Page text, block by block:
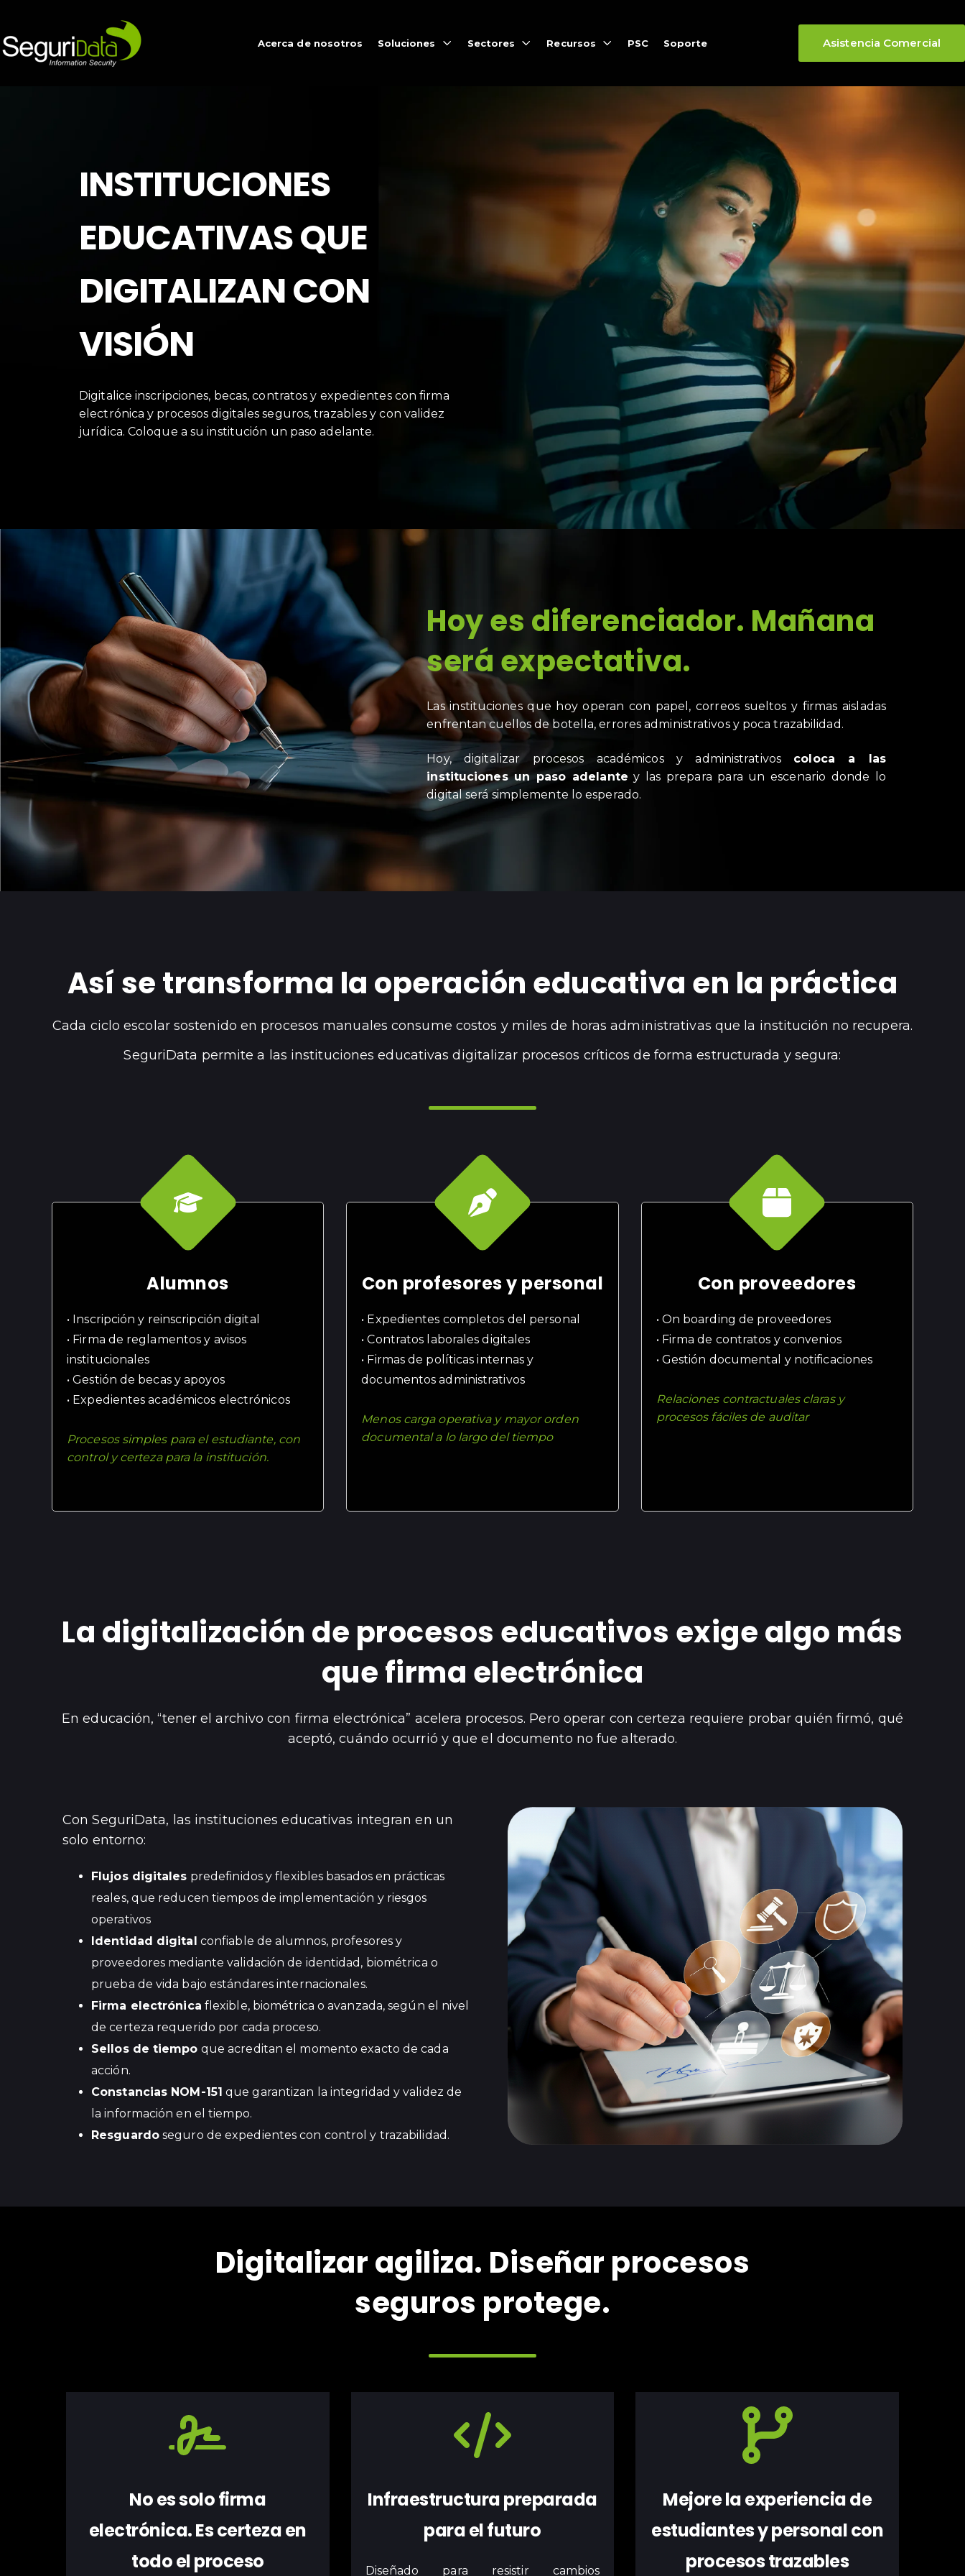
Acerca de nosotros Soluciones Sectores Recursos PSC Soporte Asistencia Comercial
INSTITUCIONES
EDUCATIVAS QUE
DIGITALIZAN CON
VISIÓN
Digitalice inscripciones, becas, contratos y expedientes con firma
electrónica y procesos digitales seguros, trazables y con validez
jurídica. Coloque a su institución un paso adelante.
Hoy es diferenciador. Mañana
será expectativa.
Las instituciones que hoy operan con papel, correos sueltos y firmas aisladas
enfrentan cuellos de botella, errores administrativos y poca trazabilidad.
Hoy, digitalizar procesos académicos y administrativos coloca a las
instituciones un paso adelante y las prepara para un escenario donde lo
digital será simplemente lo esperado.
Así se transforma la operación educativa en la práctica
Cada ciclo escolar sostenido en procesos manuales consume costos y miles de horas administrativas que la institución no recupera.
SeguriData permite a las instituciones educativas digitalizar procesos críticos de forma estructurada y segura:
Alumnos
• Inscripción y reinscripción digital
• Firma de reglamentos y avisos
institucionales
• Gestión de becas y apoyos
• Expedientes académicos electrónicos
Procesos simples para el estudiante, con
control y certeza para la institución.
Con profesores y personal
• Expedientes completos del personal
• Contratos laborales digitales
• Firmas de políticas internas y
documentos administrativos
Menos carga operativa y mayor orden
documental a lo largo del tiempo
Con proveedores
• On boarding de proveedores
• Firma de contratos y convenios
• Gestión documental y notificaciones
Relaciones contractuales claras y
procesos fáciles de auditar
La digitalización de procesos educativos exige algo más
que firma electrónica
En educación, “tener el archivo con firma electrónica” acelera procesos. Pero operar con certeza requiere probar quién firmó, qué
aceptó, cuándo ocurrió y que el documento no fue alterado.
Con SeguriData, las instituciones educativas integran en un
solo entorno:
Flujos digitales predefinidos y flexibles basados en prácticas
reales, que reducen tiempos de implementación y riesgos
operativos
Identidad digital confiable de alumnos, profesores y
proveedores mediante validación de identidad, biométrica o
prueba de vida bajo estándares internacionales.
Firma electrónica flexible, biométrica o avanzada, según el nivel
de certeza requerido por cada proceso.
Sellos de tiempo que acreditan el momento exacto de cada
acción.
Constancias NOM-151 que garantizan la integridad y validez de
la información en el tiempo.
Resguardoseguro de expedientes con control y trazabilidad.
Digitalizar agiliza. Diseñar procesos
seguros protege.
No es solo firma
electrónica. Es certeza en
todo el proceso
Infraestructura preparada
para el futuro
Diseñado para resistir cambios
Mejore la experiencia de
estudiantes y personal con
procesos trazables